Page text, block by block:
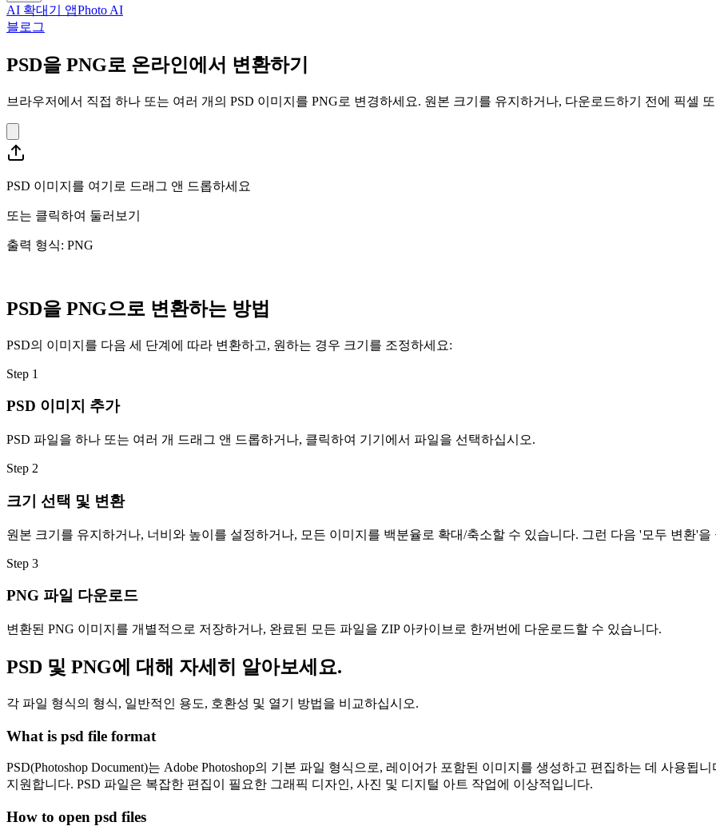
AI 확대기 앱Photo AI
블로그
PSD을 PNG로 온라인에서 변환하기
브라우저에서 직접 하나 또는 여러 개의 PSD 이미지를 PNG로 변경하세요. 원본 크기를 유지하거나, 다운로드하기 전에 픽셀
PSD 이미지를 여기로 드래그 앤 드롭하세요
또는 클릭하여 둘러보기
출력 형식: PNG
PSD을 PNG으로 변환하는 방법
PSD의 이미지를 다음 세 단계에 따라 변환하고, 원하는 경우 크기를 조정하세요:
Step 1
PSD 이미지 추가
PSD 파일을 하나 또는 여러 개 드래그 앤 드롭하거나, 클릭하여 기기에서 파일을 선택하십시오.
Step 2
크기 선택 및 변환
원본 크기를 유지하거나, 너비와 높이를 설정하거나, 모든 이미지를 백분율로 확대/축소할 수 있습니다. 그런 다음 '모두 변환'을
Step 3
PNG 파일 다운로드
변환된 PNG 이미지를 개별적으로 저장하거나, 완료된 모든 파일을 ZIP 아카이브로 한꺼번에 다운로드할 수 있습니다.
PSD 및 PNG에 대해 자세히 알아보세요.
각 파일 형식의 형식, 일반적인 용도, 호환성 및 열기 방법을 비교하십시오.
What is psd file format
PSD(Photoshop Document)는 Adobe Photoshop의 기본 파일 형식으로, 레이어가 포함된 이미지를 생성하고 편집하는 데 사용
지원합니다. PSD 파일은 복잡한 편집이 필요한 그래픽 디자인, 사진 및 디지털 아트 작업에 이상적입니다.
How to open psd files